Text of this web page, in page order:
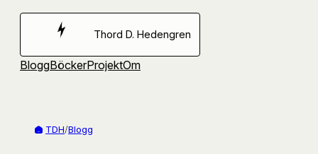
Hoppa
Thord D. Hedengren
BloggBöckerProjektOm
TDH/Blogg